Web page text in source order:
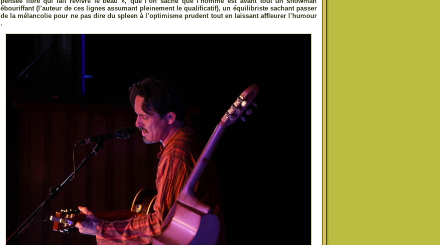
ébouriffant (l’auteur de ces lignes assumant pleinement le qualificatif), un équilibriste sachant passer
de la mélancolie pour ne pas dire du spleen à l’optimisme prudent tout en laissant affleurer l’humour
.